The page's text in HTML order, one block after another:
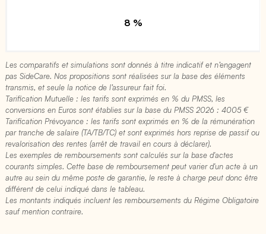
8 %
Les comparatifs et simulations sont donnés à titre indicatif et n’engagent
pas SideCare. Nos propositions sont réalisées sur la base des éléments
transmis, et seule la notice de l’assureur fait foi.
Tarification Mutuelle : les tarifs sont exprimés en % du PMSS, les
conversions en Euros sont établies sur la base du PMSS 2026 : 4005 €​
Tarification Prévoyance : les tarifs sont exprimés en % de la rémunération
par tranche de salaire (TA/TB/TC) et sont exprimés hors reprise de passif ou
revalorisation des rentes (arrêt de travail en cours à déclarer).
Les exemples de remboursements sont calculés sur la base d'actes
courants simples. Cette base de remboursement peut varier d'un acte à un
autre au sein du même poste de garantie, le reste à charge peut donc être
différent de celui indiqué dans le tableau.
Les montants indiqués incluent les remboursements du Régime Obligatoire
sauf mention contraire.